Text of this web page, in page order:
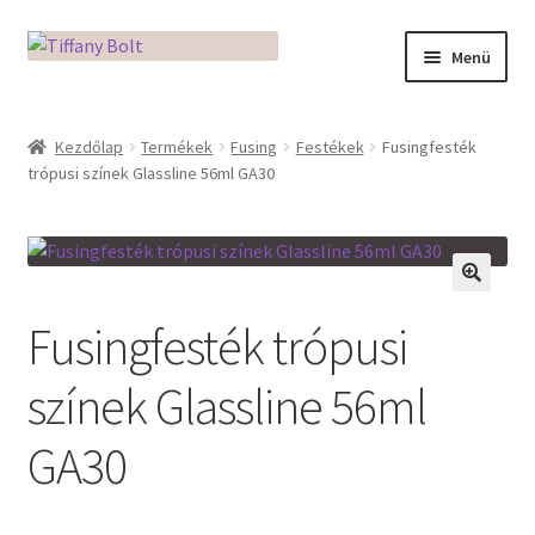
Ugrás
Kilépés
Menü
Adatkezelési tájékoztató
Az üveg világa / Workshopok
Fusingkemence beüzemelése
Hogyan használd a Mikro Boxot
Kezdőlap Termékek Fusing Festékek
Fusingfesték
trópusi színek Glassline 56ml GA30
Fusingfesték trópusi
színek Glassline 56ml
GA30